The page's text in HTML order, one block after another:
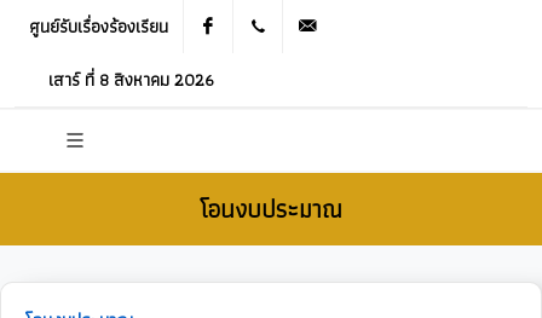
ศูนย์รับเรื่องร้องเรียน Facebook 021905536
เสาร์ ที่ 8 สิงหาคม 2026
โอนงบประมาณ